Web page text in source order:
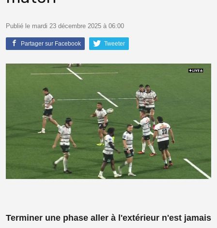
Publié le mardi 23 décembre 2025 à 06:00
Partager sur Facebook Tweeter
Terminer une phase aller à l'extérieur n'est jamais